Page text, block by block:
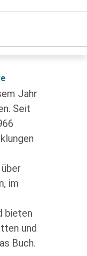
Jahr
Seit
im
bieten
und
Buch.